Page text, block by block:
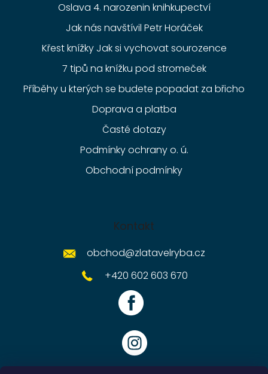
Oslava 4. narozenin knihkupectví
Jak nás navštívil Petr Horáček
Křest knížky Jak si vychovat sourozence
7 tipů na knížku pod stromeček
Příběhy u kterých se budete popadat za břicho
Doprava a platba
Časté dotazy
Podmínky ochrany o. ú.
Obchodní podmínky
Kontakt
obchod@zlatavelryba.cz
+420 602 603 670